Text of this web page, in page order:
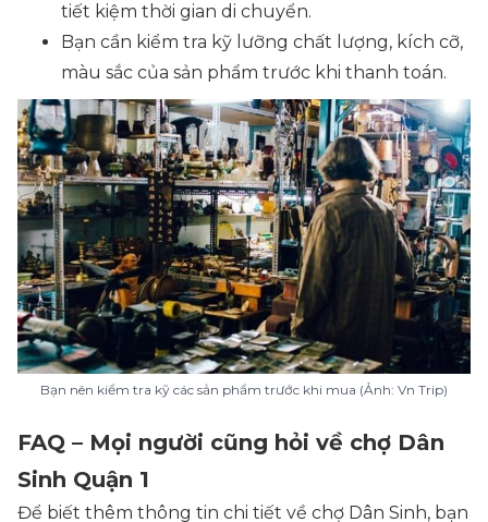
tiết kiệm thời gian di chuyển.
Bạn cần kiểm tra kỹ lưỡng chất lượng, kích cỡ,
màu sắc của sản phẩm trước khi thanh toán.
Bạn nên kiểm tra kỹ các sản phẩm trước khi mua (Ảnh: Vn Trip)
FAQ – Mọi người cũng hỏi về chợ Dân
Sinh Quận 1
Để biết thêm thông tin chi tiết về chợ Dân Sinh, bạn